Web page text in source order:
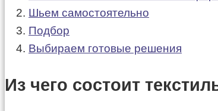
Шьем самостоятельно
Подбор
Выбираем готовые решения
Из чего состоит